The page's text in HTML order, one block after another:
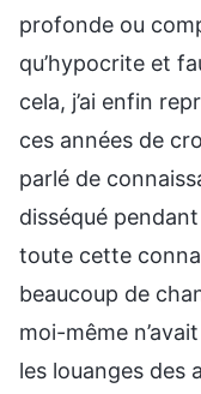
profonde ou
qu’hypocrite et
cela, j’ai enfin
ces années de
parlé de
disséqué
toute cette
beaucoup de
moi-même
les louanges des